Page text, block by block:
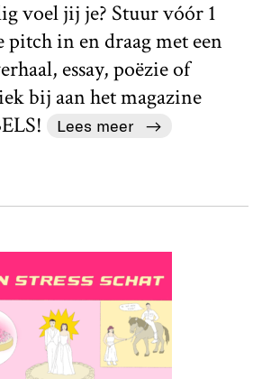
voel jij je? Stuur vóór 1
pitch in en draag met een
essay, poëzie of
bij aan het magazine
Lees meer